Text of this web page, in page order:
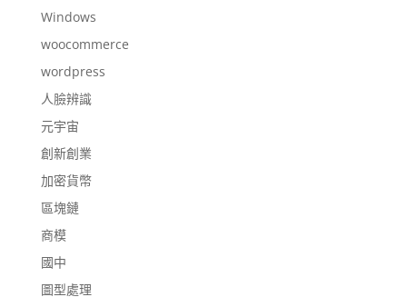
Windows
woocommerce
wordpress
人臉辨識
元宇宙
創新創業
加密貨幣
區塊鏈
商模
國中
圖型處理